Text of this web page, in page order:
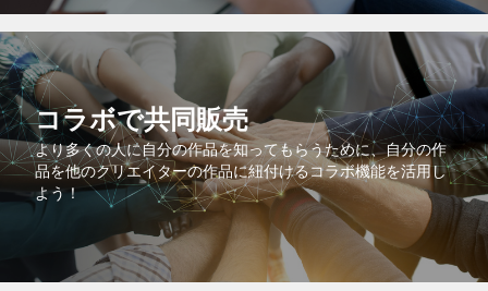
コラボで共同販売
より多くの人に自分の作品を知ってもらうために、自分の作
品を他のクリエイターの作品に紐付けるコラボ機能を活用し
よう！